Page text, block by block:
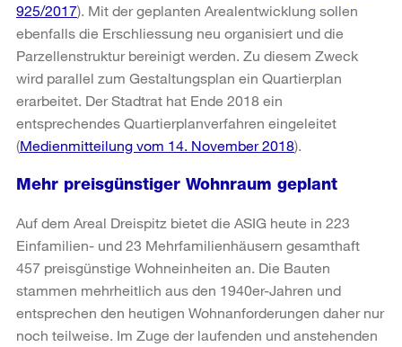
925/2017). Mit der geplanten Arealentwicklung sollen
ebenfalls die Erschliessung neu organisiert und die
Parzellenstruktur bereinigt werden. Zu diesem Zweck
wird parallel zum Gestaltungsplan ein Quartierplan
erarbeitet. Der Stadtrat hat Ende 2018 ein
entsprechendes Quartierplanverfahren eingeleitet
(Medienmitteilung vom 14. November 2018).
Mehr preisgünstiger Wohnraum geplant
Auf dem Areal Dreispitz bietet die ASIG heute in 223
Einfamilien- und 23 Mehrfamilienhäusern gesamthaft
457 preisgünstige Wohneinheiten an. Die Bauten
stammen mehrheitlich aus den 1940er-Jahren und
entsprechen den heutigen Wohnanforderungen daher nur
noch teilweise. Im Zuge der laufenden und anstehenden